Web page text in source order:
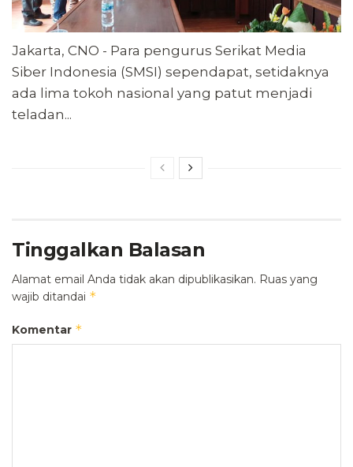
Jakarta, CNO - Para pengurus Serikat Media
Siber Indonesia (SMSI) sependapat, setidaknya
ada lima tokoh nasional yang patut menjadi
teladan...
Tinggalkan Balasan
Alamat email Anda tidak akan dipublikasikan. Ruas yang
wajib ditandai *
Komentar *